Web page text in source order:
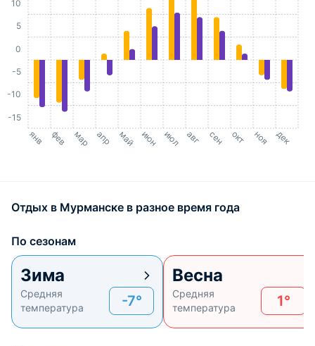
янв фев мар апр май июн июл авг сен окт ноя дек
-15
-10
-5
0
5
10
Отдых в Мурманске в разное время года
По сезонам
Зима
Средняя
температура
-7°
Весна
Средняя
температура
1°